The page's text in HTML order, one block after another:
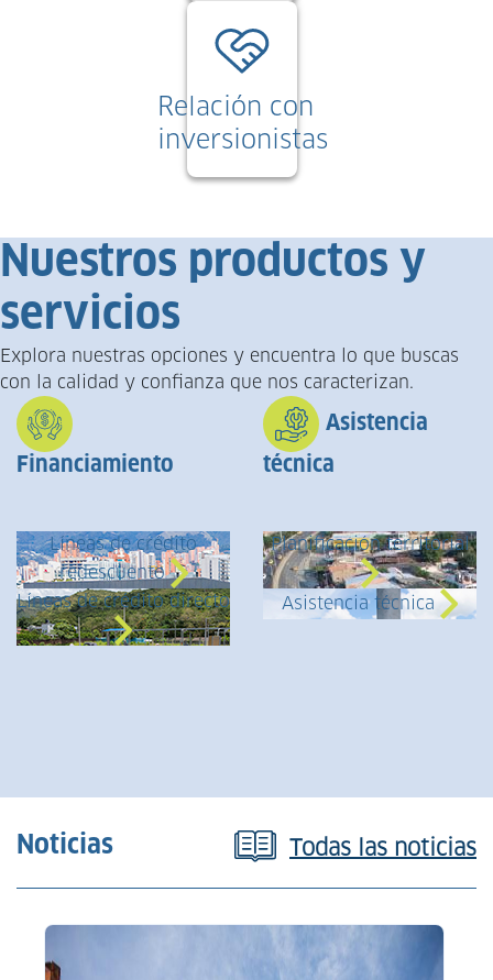
Relación con
inversionistas
Nuestros productos y
servicios
Explora nuestras opciones y encuentra lo que buscas
con la calidad y confianza que nos caracterizan.
Financiamiento
Líneas de crédito
redescuento
Líneas de crédito directo
Asistencia
técnica
Planificación territorial
Asistencia técnica
Noticias Todas las noticias